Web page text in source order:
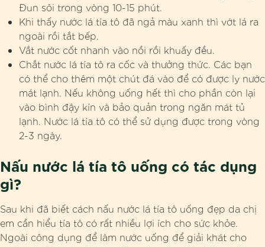
Đun sôi trong vòng 10-15 phút.
Khi thấy nước lá tía tô đã ngả màu xanh thì vớt lá ra
ngoài rồi tắt bếp.
Vắt nước cốt nhanh vào nồi rồi khuấy đều.
Chắt nước lá tía tô ra cốc và thưởng thức. Các bạn
có thể cho thêm một chút đá vào để có được ly nước
mát lạnh. Nếu không uống hết thì cho phần còn lại
vào bình đậy kín và bảo quản trong ngăn mát tủ
lạnh. Nước lá tía tô có thể sử dụng được trong vòng
2-3 ngày.
Nấu nước lá tía tô uống có tác dụng
gì?
Sau khi đã biết cách nấu nước lá tía tô uống đẹp da chị
em cần hiểu tía tô có rất nhiều lợi ích cho sức khỏe.
Ngoài công dụng để làm nước uống để giải khát cho